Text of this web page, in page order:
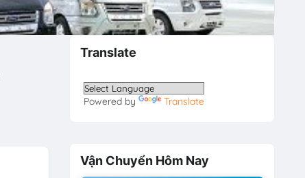
Translate
Powered by Translate
Vận Chuyển Hôm Nay